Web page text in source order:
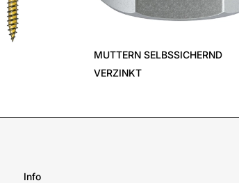
MUTTERN SELBSSICHERND
VERZINKT
Info